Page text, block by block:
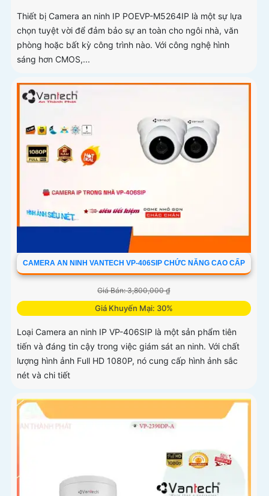
Thiết bị Camera an ninh IP POEVP-M5264IP là một sự lựa
chọn tuyệt vời để đảm bảo sự an toàn cho ngôi nhà, văn
phòng hoặc bất kỳ công trình nào. Với công nghệ hình
sáng hơn CMOS,...
CAMERA AN NINH VANTECH VP-406SIP CHỨC NĂNG CAO CẤP
Giá Bán: 3,800,000 ₫
Giá Khuyến Mại: 30%
Loại Camera an ninh IP VP-406SIP là một sản phẩm tiên
tiến và đáng tin cậy trong việc giám sát an ninh. Với chất
lượng hình ảnh Full HD 1080P, nó cung cấp hình ảnh sắc
nét và chi tiết